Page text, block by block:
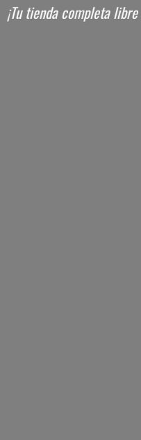
¡Tu tienda completa libre